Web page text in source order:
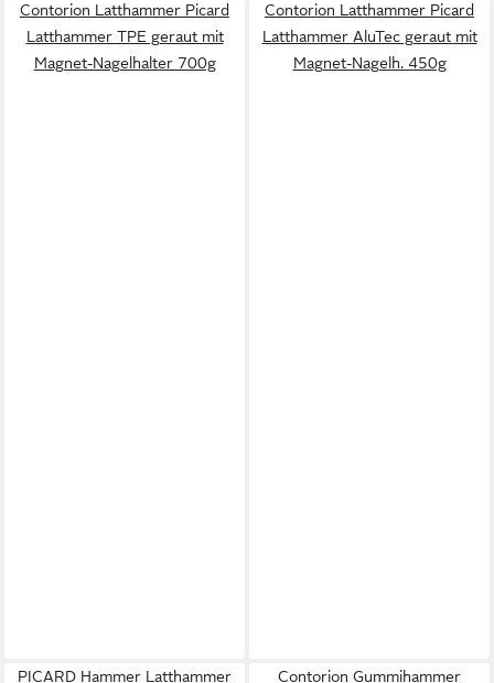
Contorion Latthammer Picard
Latthammer TPE geraut mit
Magnet-Nagelhalter 700g
Contorion Latthammer Picard
Latthammer AluTec geraut mit
Magnet-Nagelh. 450g
PICARD Hammer Latthammer
Contorion Gummihammer